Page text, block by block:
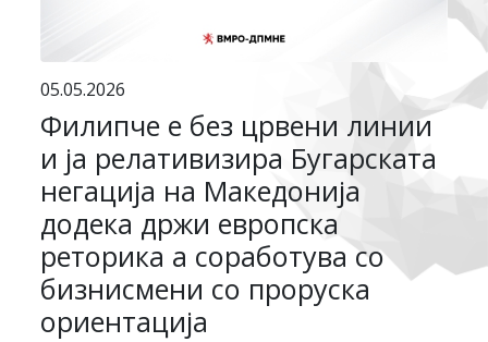
05.05.2026
Филипче е без црвени линии
и ја релативизира Бугарската
негација на Македонија
додека држи европска
реторика а соработува со
бизнисмени со проруска
ориентација